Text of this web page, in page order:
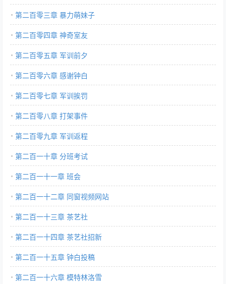
第二百零三章 暴力萌妹子
第二百零四章 神奇室友
第二百零五章 军训前夕
第二百零六章 感谢钟白
第二百零七章 军训挨罚
第二百零八章 打架事件
第二百零九章 军训返程
第二百一十章 分班考试
第二百一十一章 班会
第二百一十二章 同窗视频网站
第二百一十三章 茶艺社
第二百一十四章 茶艺社招新
第二百一十五章 钟白投稿
第二百一十六章 模特林洛雪